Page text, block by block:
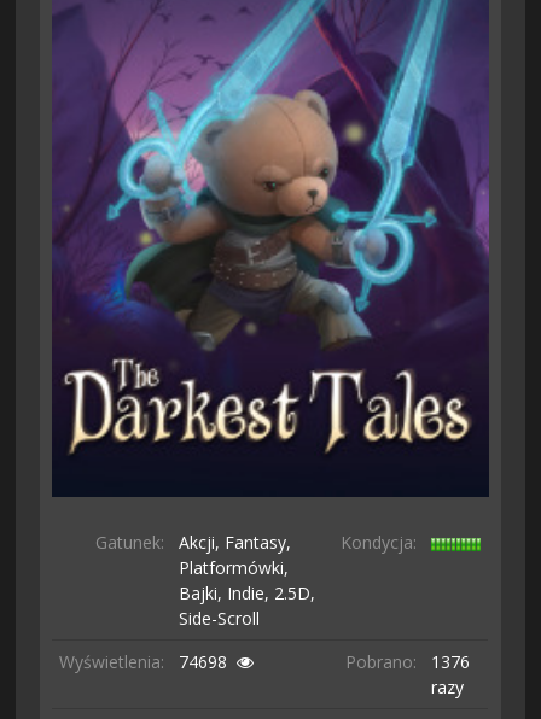
Gatunek: Akcji, Fantasy,
Platformówki,
Bajki, Indie, 2.5D,
Side-Scroll
Kondycja:
Wyświetlenia: 74698 Pobrano:
1376
razy